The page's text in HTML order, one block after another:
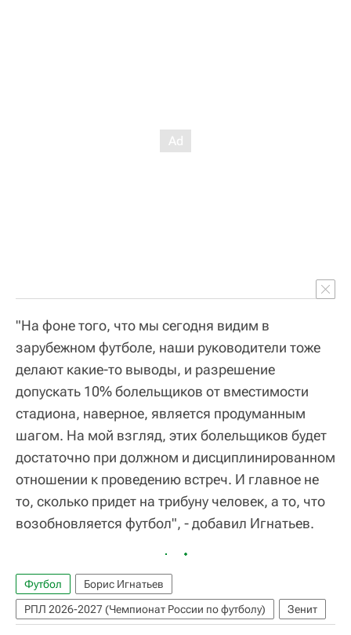
"На фоне того, что мы сегодня видим в
зарубежном футболе, наши руководители тоже
делают какие-то выводы, и разрешение
допускать 10% болельщиков от вместимости
стадиона, наверное, является продуманным
шагом. На мой взгляд, этих болельщиков будет
достаточно при должном и дисциплинированном
отношении к проведению встреч. И главное не
то, сколько придет на трибуну человек, а то, что
возобновляется футбол", - добавил Игнатьев.
Футбол
Борис Игнатьев
РПЛ 2026-2027 (Чемпионат России по футболу)
Зенит